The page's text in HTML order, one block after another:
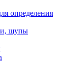
определения
щупы